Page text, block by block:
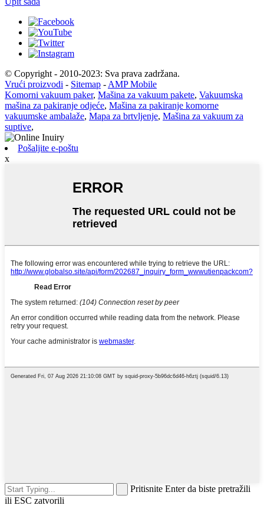
© Copyright - 2010-2023: Sva prava zadržana.
Vrući proizvodi - Sitemap - AMP Mobile
Komorni vakuum paker, Mašina za vakuum pakete, Vakuumska
mašina za pakiranje odjeće, Mašina za pakiranje komorne
vakuumske ambalaže, Mapa za brtvljenje, Mašina za vakuum za
suptive,
Pošaljite e-poštu
x
Pritisnite Enter da biste pretražili
ili ESC zatvorili